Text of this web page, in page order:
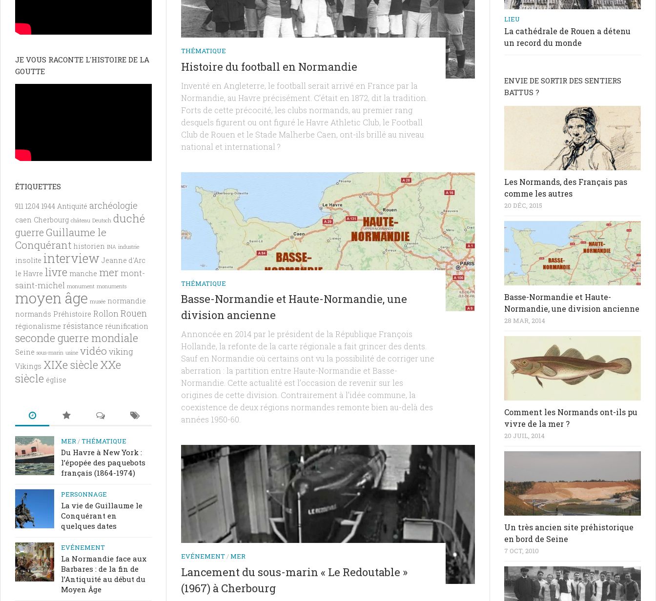
THÉMATIQUE
Histoire du football en Normandie
Inventé en Angleterre, le football serait arrivé en France par la
Normandie, au Havre précisément. C’était en 1872, dit la tradition.
Forts de cette précocité, les clubs normands, au premier rang
desquels figurent ou ont figuré le Havre Athletic Club, le Football
Club de Rouen et le Stade Malherbe Caen, ont-ils brillé au niveau
national et international ?
THÉMATIQUE
Basse-Normandie et Haute-Normandie, une
division ancienne
Annoncée en 2014 par le président de la République François
Hollande, la refonte de la carte régionale a fait grincer des dents.
Sauf en Normandie où certains ont vu la possibilité de corriger une
aberration : la partition entre Haute-Normandie et Basse-
Normandie. Cette actualité est l’occasion de revenir sur les
origines de cette division. Contrairement à l’idée commune, la
coexistence de deux régions normandes remonte bien au-delà des
années 1950-60.
EVÉNEMENT/MER
Lancement du sous-marin « Le Redoutable »
(1967) à Cherbourg
JE VOUS RACONTE L'HISTOIRE DE LA
GOUTTE
ÉTIQUETTES
911 1204 1944 Antiquité archéologie
caen Cherbourg château Deutsch duché
guerreGuillaume le
Conquérant historien INA industrie
insolite interview Jeanne d'Arc
le Havre livre manche mermont-
saint-michel monument monuments
moyen âge musée normandie
normands Préhistoire Rollon Rouen
régionalisme résistance réunification
seconde guerre mondiale
Seine sous-marin usine vidéo viking
Vikings XIXe siècle XXe
siècle église
MER/THÉMATIQUE
Du Havre à New York :
l’épopée des paquebots
français (1864-1974)
PERSONNAGE
La vie de Guillaume le
Conquérant en
quelques dates
EVÉNEMENT
La Normandie face aux
Barbares : de la fin de
l’Antiquité au début du
Moyen Âge
LIEU
La cathédrale de Rouen a détenu
un record du monde
ENVIE DE SORTIR DES SENTIERS
BATTUS ?
Les Normands, des Français pas
comme les autres
20 DÉC, 2015
Basse-Normandie et Haute-
Normandie, une division ancienne
28 MAR, 2014
Comment les Normands ont-ils pu
vivre de la mer ?
20 JUIL, 2014
Un très ancien site préhistorique
en bord de Seine
7 OCT, 2010